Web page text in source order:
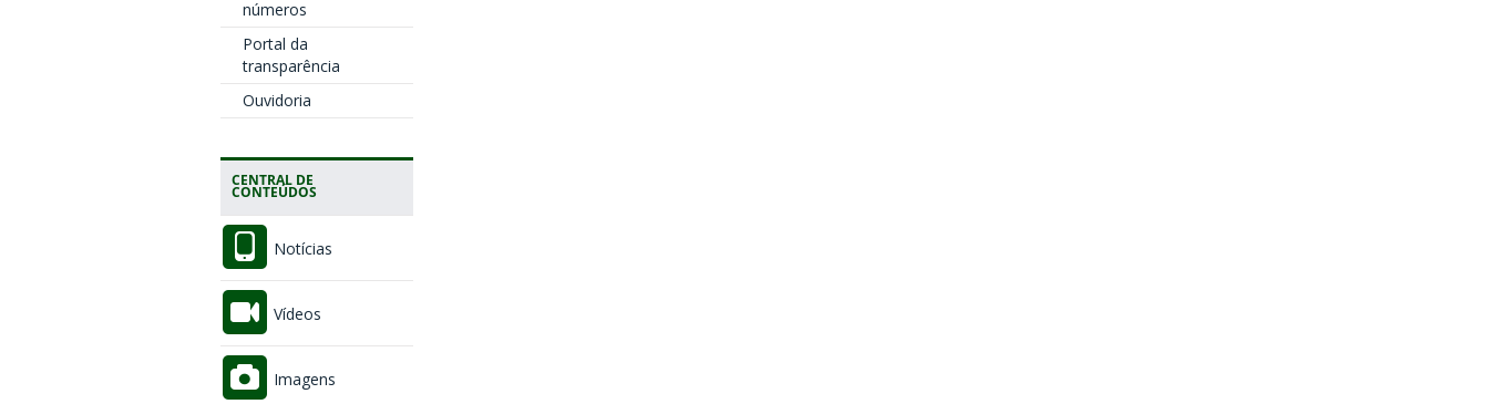
números
Portal da
transparência
Ouvidoria
CENTRAL DE
CONTEÚDOS
Notícias
Vídeos
Imagens